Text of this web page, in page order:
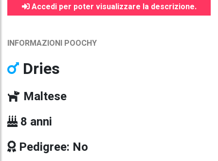
Accedi per poter visualizzare la descrizione.
INFORMAZIONI POOCHY
Dries
Maltese
8 anni
Pedigree: No